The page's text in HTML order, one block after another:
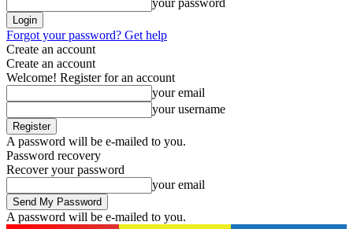
your password
Forgot your password? Get help
Create an account
Create an account
Welcome! Register for an account
your email
your username
A password will be e-mailed to you.
Password recovery
Recover your password
your email
A password will be e-mailed to you.